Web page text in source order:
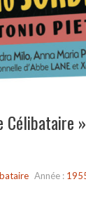
Année :